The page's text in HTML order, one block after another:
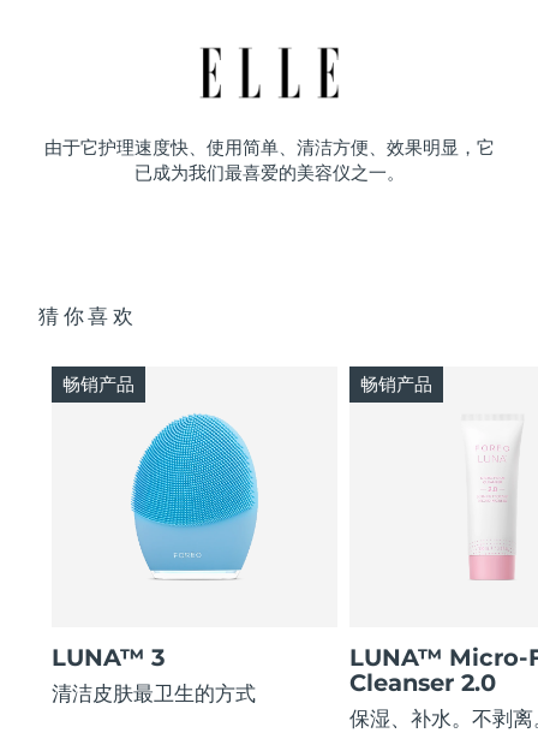
由于它护理速度快、使用简单、清洁方便、效果明显，它
已成为我们最喜爱的美容仪之一。
猜你喜欢
LUNA™ 3
清洁皮肤最卫生的方式
畅销产品
LUNA™ Micro-
Cleanser 2.0
保湿、补水。不剥离
畅销产品